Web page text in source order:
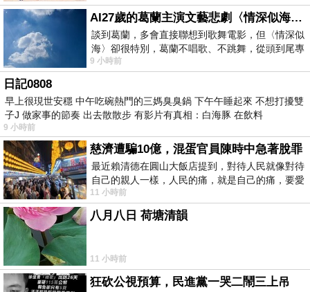
AI27歲的葛蘭主演文藝悲劇〈情深似海〉 #戀上老電影 #葛蘭 #粟子
談到葛蘭，多會直接聯想到歌舞電影，但〈情深似
海〉卻很特別，葛蘭不唱歌、不跳舞，從頭到尾專
心演戲。拍攝期間，經常工作超過12個鐘
9 小時前
日記0808
早上很現世安穩 中午吃碗熱門的三媽臭臭鍋 下午午睡起來 不想打擾雙
子J 做家事的節奏 出去散散步 有影片有真相：白海豚 在飲料
9 小時前
慈濟遭騙10億，混蛋官員陳時中急著脫罪
最近賴清德在圓山大飯店提到，對待人民就像對待
自己的親人一樣，人民的痛，就是自己的痛，要愛
民如親，說的這麼好聽，實際上根本沒做
11 小時前
八月八日 荷塘清韻
11 小時前
狂砍公視預算，民進黨一哭二鬧三上吊